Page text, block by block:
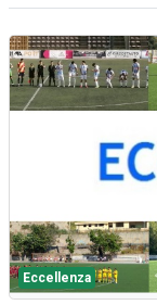
Eccellenza